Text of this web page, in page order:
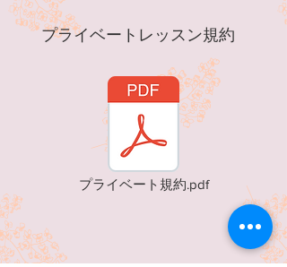
プライベートレッスン規約
プライベート規約.pdf